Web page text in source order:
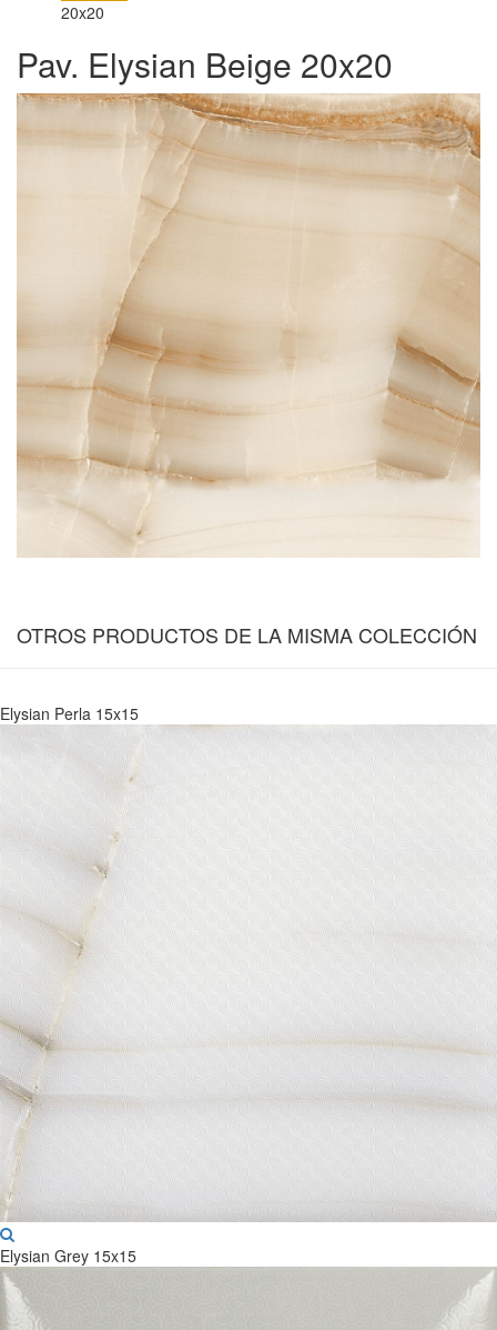
20x20
Pav. Elysian Beige 20x20
OTROS PRODUCTOS DE LA MISMA COLECCIÓN
Elysian Perla 15x15
Elysian Grey 15x15